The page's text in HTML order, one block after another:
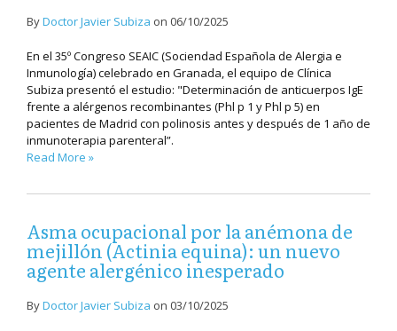
ByDoctor Javier Subiza on 06/10/2025
En el 35º Congreso SEAIC (Sociendad Española de Alergia e
Inmunología) celebrado en Granada, el equipo de Clínica
Subiza presentó el estudio: "Determinación de anticuerpos IgE
frente a alérgenos recombinantes (Phl p 1 y Phl p 5) en
pacientes de Madrid con polinosis antes y después de 1 año de
inmunoterapia parenteral”.
Read More »
Asma ocupacional por la anémona de
mejillón (Actinia equina): un nuevo
agente alergénico inesperado
ByDoctor Javier Subiza on 03/10/2025